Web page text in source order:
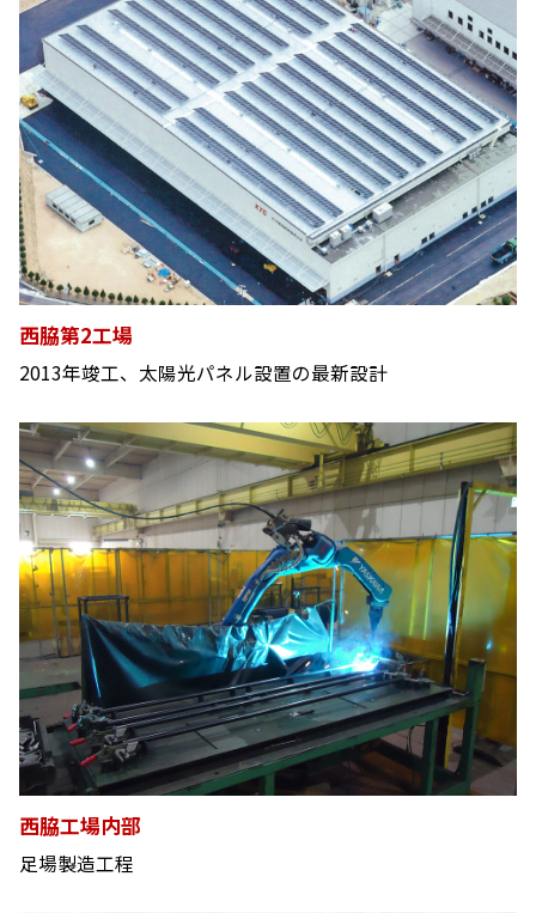
西脇第2工場
2013年竣工、太陽光パネル設置の最新設計
西脇工場内部
足場製造工程